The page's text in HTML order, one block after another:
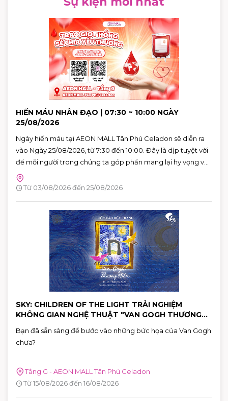
HIẾN MÁU NHÂN ĐẠO | 07:30 ~ 10:00 NGÀY
25/08/2026
Ngày hiến máu tại AEON MALL Tân Phú Celadon sẽ diễn ra
vào Ngày 25/08/2026, từ 7:30 đến 10:00. Đây là dịp tuyệt vời
để mỗi người trong chúng ta góp phần mang lại hy vọng và
cứu sống những người bệnh đang cần máu trong cuộc
sống. Hãy đến tham gia và cùng lan tỏa thông điệp yêu
Từ 03/08/2026 đến 25/08/2026
SKY: CHILDREN OF THE LIGHT TRẢI NGHIỆM
KHÔNG GIAN NGHỆ THUẬT "VAN GOGH THƯƠNG
Bạn đã sẵn sàng để bước vào những bức họa của Van Gogh
chưa?
Tầng G - AEON MALL Tân Phú Celadon
Từ 15/08/2026 đến 16/08/2026